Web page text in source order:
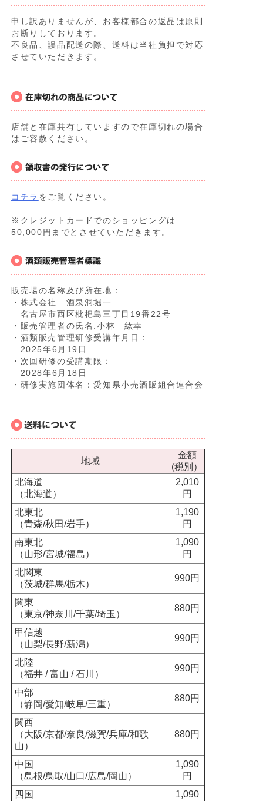
申し訳ありませんが、お客様都合の返品は原則
お断りしております。
不良品、誤品配送の際、送料は当社負担で対応
させていただきます。
店舗と在庫共有していますので在庫切れの場合
はご容赦ください。
コチラ をご覧ください。
※クレジットカードでのショッピングは
50,000円までとさせていただきます。
販売場の名称及び所在地：
・株式会社 酒泉洞堀一
名古屋市西区枇杷島三丁目19番22号
・販売管理者の氏名:小林 紘幸
・酒類販売管理研修受講年月日：
2025年6月19日
・次回研修の受講期限：
2028年6月18日
・研修実施団体名：愛知県小売酒販組合連合会
地域
金額
(税別）
北海道
（北海道）
2,010
円
北東北
（青森/秋田/岩手）
1,190
円
南東北
（山形/宮城/福島）
1,090
円
北関東
（茨城/群馬/栃木）
990円
関東
（東京/神奈川/千葉/埼玉）
880円
甲信越
（山梨/長野/新潟）
990円
北陸
（福井 / 富山 / 石川）
990円
中部
（静岡/愛知/岐阜/三重）
880円
関西
（大阪/京都/奈良/滋賀/兵庫/和歌
山）
880円
中国
（島根/鳥取/山口/広島/岡山）
1,090
円
四国
1,090